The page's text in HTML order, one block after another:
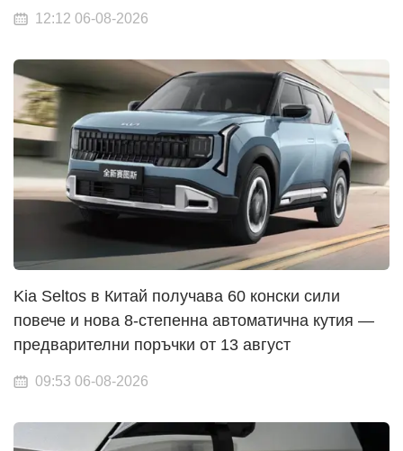
12:12 06-08-2026
Kia Seltos в Китай получава 60 конски сили
повече и нова 8-степенна автоматична кутия —
предварителни поръчки от 13 август
09:53 06-08-2026